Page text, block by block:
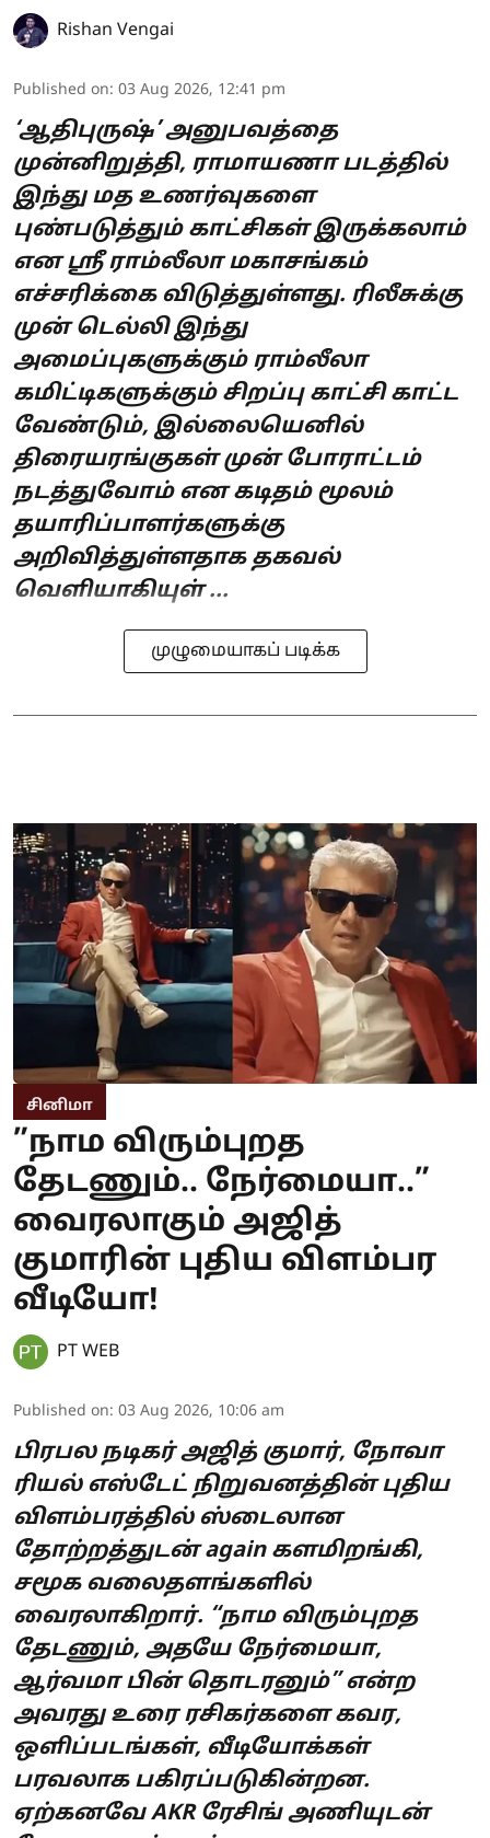
Rishan Vengai
Published on: 03 Aug 2026, 12:41 pm
‘ஆதிபுருஷ்’ அனுபவத்தை
முன்னிறுத்தி, ராமாயணா படத்தில்
இந்து மத உணர்வுகளை
புண்படுத்தும் காட்சிகள் இருக்கலாம்
என ஸ்ரீ ராம்லீலா மகாசங்கம்
எச்சரிக்கை விடுத்துள்ளது. ரிலீசுக்கு
முன் டெல்லி இந்து
அமைப்புகளுக்கும் ராம்லீலா
கமிட்டிகளுக்கும் சிறப்பு காட்சி காட்ட
வேண்டும், இல்லையெனில்
திரையரங்குகள் முன் போராட்டம்
நடத்துவோம் என கடிதம் மூலம்
தயாரிப்பாளர்களுக்கு
அறிவித்துள்ளதாக தகவல்
வெளியாகியுள் ...
முழுமையாகப் படிக்க
சினிமா
”நாம விரும்புறத
தேடணும்.. நேர்மையா..”
வைரலாகும் அஜித்
குமாரின் புதிய விளம்பர
வீடியோ!
PT WEB
Published on: 03 Aug 2026, 10:06 am
பிரபல நடிகர் அஜித் குமார், நோவா
ரியல் எஸ்டேட் நிறுவனத்தின் புதிய
விளம்பரத்தில் ஸ்டைலான
தோற்றத்துடன் again களமிறங்கி,
சமூக வலைதளங்களில்
வைரலாகிறார். “நாம விரும்புறத
தேடணும், அதயே நேர்மையா,
ஆர்வமா பின் தொடரனும்” என்ற
அவரது உரை ரசிகர்களை கவர,
ஒளிப்படங்கள், வீடியோக்கள்
பரவலாக பகிரப்படுகின்றன.
ஏற்கனவே AKR ரேசிங் அணியுடன்